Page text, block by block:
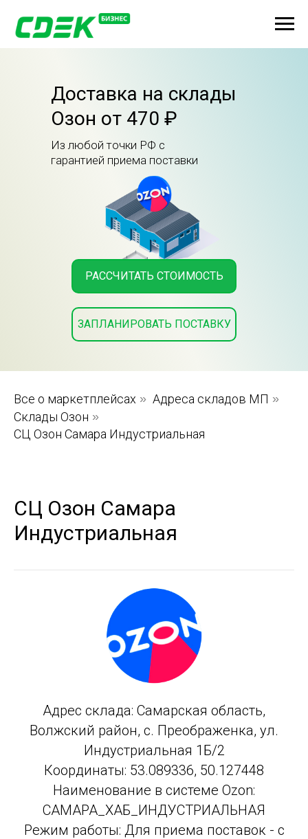
Доставка на склады
Озон от 470 ₽
РАССЧИТАТЬ СТОИМОСТЬ
Из любой точки РФ с
гарантией приема поставки
ЗАПЛАНИРОВАТЬ ПОСТАВКУ
Все о маркетплейсах » Адреса складов МП »
Склады Озон »
СЦ Озон Самара Индустриальная
СЦ Озон Самара
Индустриальная
Адрес склада: Самарская область,
Волжский район, с. Преображенка, ул.
Индустриальная 1Б/2
Координаты: 53.089336, 50.127448
Наименование в системе Ozon:
САМАРА_ХАБ_ИНДУСТРИАЛЬНАЯ
Режим работы: Для приема поставок - с